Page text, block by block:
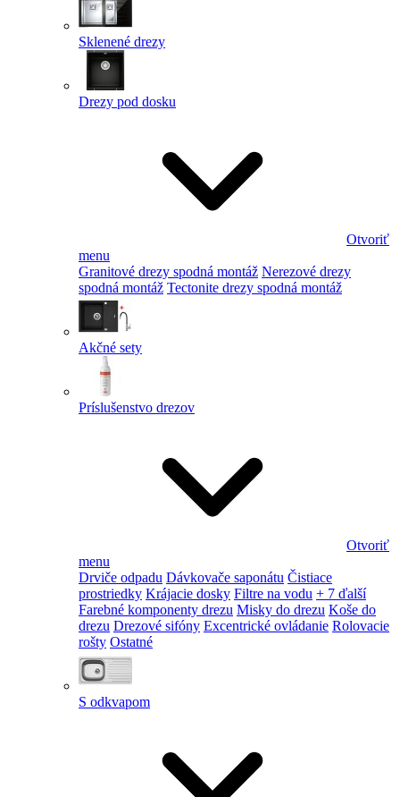
Sklenené drezy
Drezy pod dosku
Otvoriť
menu
Granitové drezy spodná montáž Nerezové drezy
spodná montáž Tectonite drezy spodná montáž
Akčné sety
Príslušenstvo drezov
Otvoriť
menu
Drviče odpadu Dávkovače saponátu Čistiace
prostriedky Krájacie dosky Filtre na vodu + 7 ďalší
Farebné komponenty drezu Misky do drezu Koše do
drezu Drezové sifóny Excentrické ovládanie Rolovacie
rošty Ostatné
S odkvapom